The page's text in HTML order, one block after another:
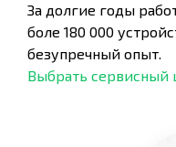
За долгие годы
боле 180 000
безупречный опыт.
Выбрать сервисный